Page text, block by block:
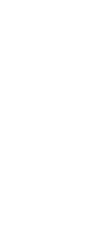
Gereedschap